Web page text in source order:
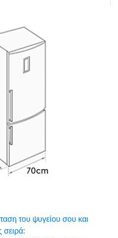
του ψυγείου σου και
σειρά: